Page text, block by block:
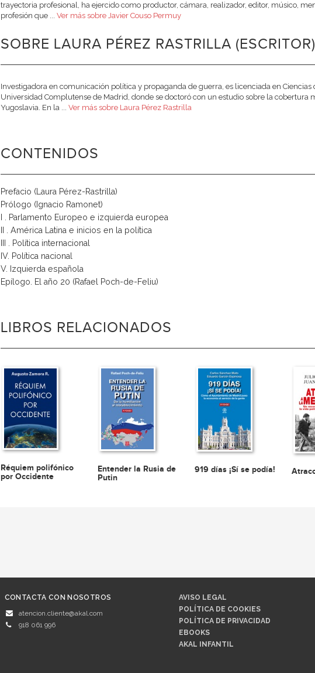
trayectoria profesional, ha ejercido como productor, cámara, realizador, editor, músico,
profesión que ... Ver más sobre Javier Couso Permuy
SOBRE LAURA PÉREZ RASTRILLA (ESCRITOR)
Investigadora en comunicación política y propaganda de guerra, es licenciada en
Universidad Complutense de Madrid, donde se doctoró con un estudio sobre la cobertura
Yugoslavia. En la ... Ver más sobre Laura Pérez Rastrilla
CONTENIDOS
Prefacio (Laura Pérez-Rastrilla)
Prólogo (Ignacio Ramonet)
I . Parlamento Europeo e izquierda europea
II . América Latina e inicios en la política
III . Política internacional
IV. Política nacional
V. Izquierda española
Epílogo. El año 20 (Rafael Poch-de-Feliu)
LIBROS RELACIONADOS
Réquiem polifónico
por Occidente
Entender la Rusia de
Putin
919 días ¡Sí se podía!
CONTACTA CON NOSOTROS
atencion.cliente@akal.com
918 061 996
AVISO LEGAL
POLÍTICA DE COOKIES
POLÍTICA DE PRIVACIDAD
EBOOKS
AKAL INFANTIL